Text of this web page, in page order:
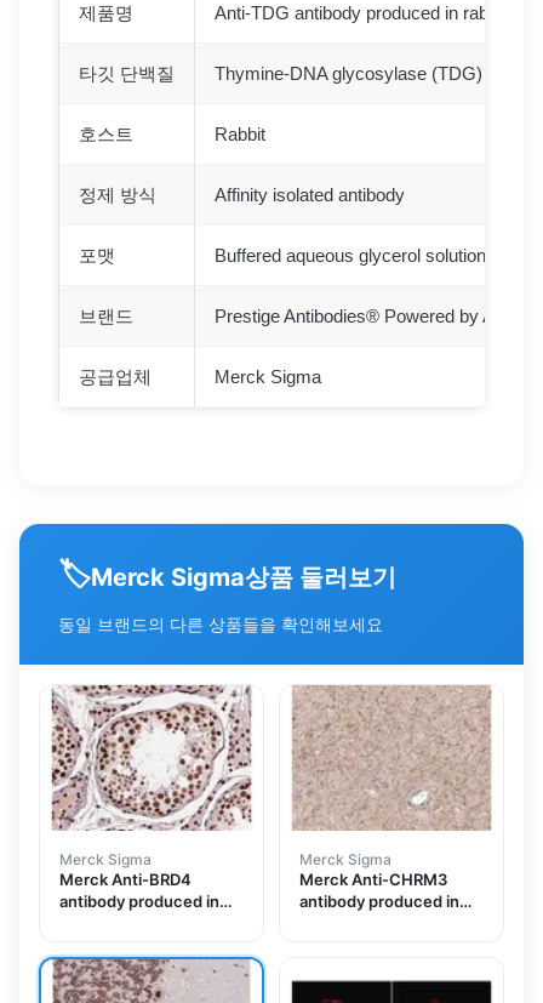
제품명 Anti-TDG antibody produced in rabbit
타깃 단백질 Thymine-DNA glycosylase (TDG)
호스트 Rabbit
정제 방식 Affinity isolated antibody
포맷 Buffered aqueous glycerol solution
브랜드 Prestige Antibodies® Powered by Atlas
공급업체 Merck Sigma
🏷️Merck Sigma상품 둘러보기
동일 브랜드의 다른 상품들을 확인해보세요
Merck Sigma
Merck Anti-BRD4
antibody produced in
Merck Sigma
Merck Anti-CHRM3
antibody produced in